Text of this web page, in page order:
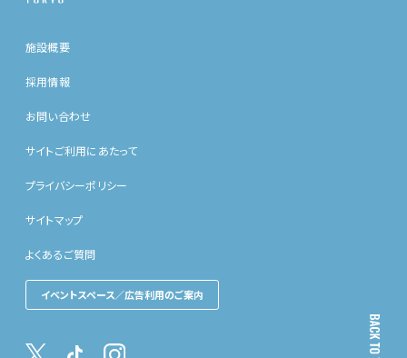
施設概要
採用情報
お問い合わせ
サイトご利用にあたって
プライバシーポリシー
サイトマップ
よくあるご質問
イベントスペース／広告利用のご案内